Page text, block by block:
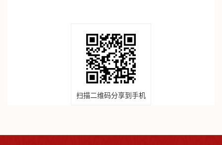
扫描二维码分享到手机